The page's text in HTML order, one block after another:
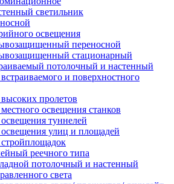
светильник
освещения
переносной
стационарный
потолочный и настенный
и поверхностного
пролетов
освещения станков
туннелей
улиц и площадей
реечного типа
потолочный и настенный
света